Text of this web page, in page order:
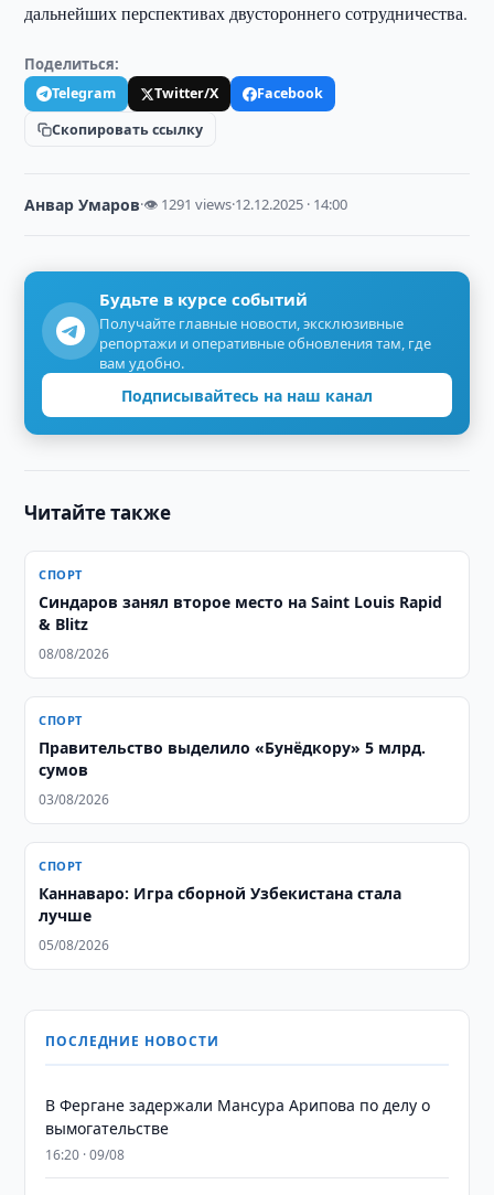
дальнейших перспективах двустороннего сотрудничества.
Поделиться:
Telegram Twitter/X
Facebook
Скопировать ссылку
Анвар Умаров·👁 1291 views·12.12.2025 · 14:00
Будьте в курсе событий
Получайте главные новости, эксклюзивные
репортажи и оперативные обновления там, где
вам удобно.
Подписывайтесь на наш канал
Читайте также
СПОРТ
Синдаров занял второе место на Saint Louis Rapid
& Blitz
08/08/2026
СПОРТ
Правительство выделило «Бунёдкору» 5 млрд.
сумов
03/08/2026
СПОРТ
Каннаваро: Игра сборной Узбекистана стала
лучше
05/08/2026
ПОСЛЕДНИЕ НОВОСТИ
В Фергане задержали Мансура Арипова по делу о
вымогательстве
16:20 · 09/08